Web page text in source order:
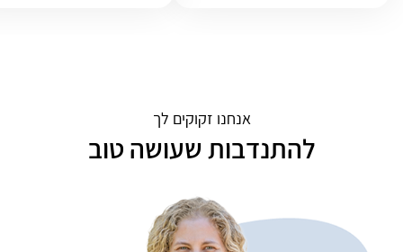
אנחנו זקוקים לך
להתנדבות שעושה טוב